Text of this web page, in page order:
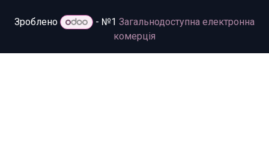
Зроблено - №1 Загальнодоступна електронна
комерція